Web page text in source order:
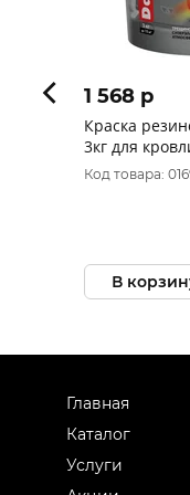
1 568 p
Краска
3кг для
Дали
Код товара:
В
Главная
Каталог
Услуги